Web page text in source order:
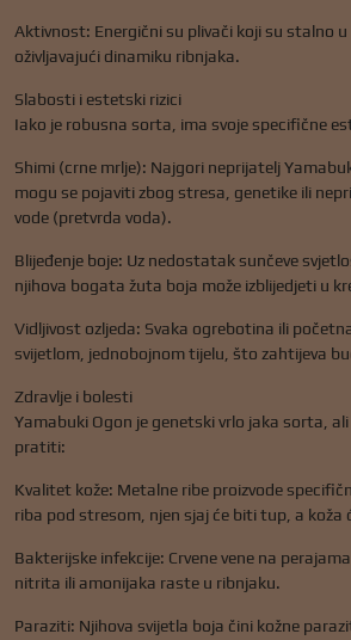
Aktivnost: Energični su plivači koji su stalno
oživljavajući dinamiku ribnjaka.
Slabosti i estetski rizici
Iako je robusna sorta, ima svoje specifične
Shimi (crne mrlje): Najgori neprijatelj
mogu se pojaviti zbog stresa, genetike ili
vode (pretvrda voda).
Blijeđenje boje: Uz nedostatak sunčeve
njihova bogata žuta boja može izblijedjeti u
Vidljivost ozljeda: Svaka ogrebotina ili
svijetlom, jednobojnom tijelu, što zahtijeva
Zdravlje i bolesti
Yamabuki Ogon je genetski vrlo jaka sorta,
pratiti:
Kvalitet kože: Metalne ribe proizvode
riba pod stresom, njen sjaj će biti tup, a koža
Bakterijske infekcije: Crvene vene na
nitrita ili amonijaka raste u ribnjaku.
Paraziti: Njihova svijetla boja čini kožne